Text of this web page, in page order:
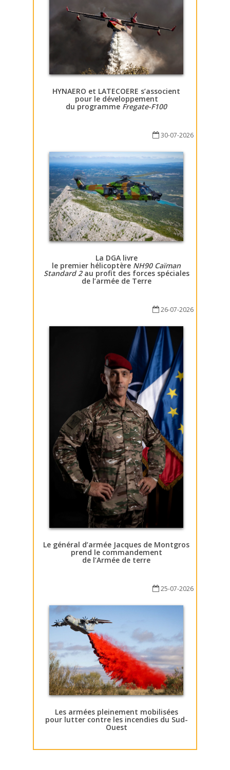
HYNAERO et LATECOERE s’associent
pour le développement
du programme Fregate-F100
30-07-2026
La DGA livre
le premier hélicoptère NH90 Caïman
Standard 2au profit des forces spéciales
de l’armée de Terre
26-07-2026
Le général d’armée Jacques de Montgros
prend le commandement
de l’Armée de terre
25-07-2026
Les armées pleinement mobilisées
pour lutter contre les incendies du Sud-
Ouest